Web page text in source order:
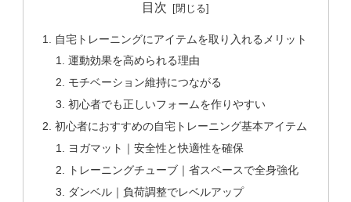
目次
自宅トレーニングにアイテムを取り入れるメリット
運動効果を高められる理由
モチベーション維持につながる
初心者でも正しいフォームを作りやすい
初心者におすすめの自宅トレーニング基本アイテム
ヨガマット｜安全性と快適性を確保
トレーニングチューブ｜省スペースで全身強化
ダンベル｜負荷調整でレベルアップ